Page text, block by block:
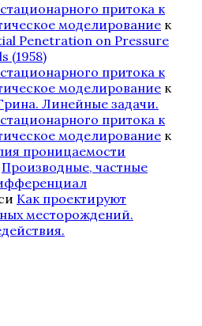
притока к
моделирование к
Penetration on Pressure
(1958)
притока к
моделирование к
Линейные задачи.
притока к
моделирование к
проницаемости
Производные, частные
Как проектируют
месторождений.